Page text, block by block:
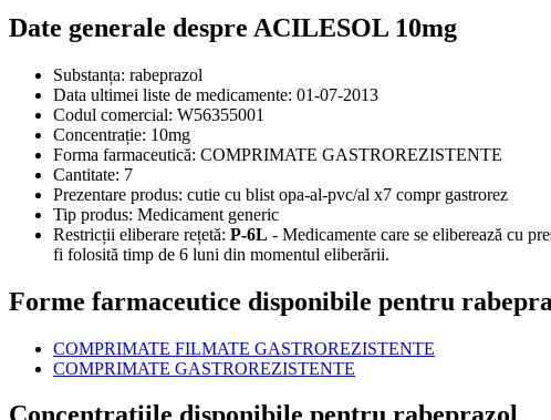
Date generale despre ACILESOL 10mg
Substanța: rabeprazol
Data ultimei liste de medicamente: 01-07-2013
Codul comercial: W56355001
Concentrație: 10mg
Forma farmaceutică: COMPRIMATE GASTROREZISTENTE
Cantitate: 7
Prezentare produs: cutie cu blist opa-al-pvc/al x7 compr gastrorez
Tip produs: Medicament generic
Restricții eliberare rețetă: P-6L - Medicamente care se eliberează cu
fi folosită timp de 6 luni din momentul eliberării.
Forme farmaceutice disponibile pentru
COMPRIMATE FILMATE GASTROREZISTENTE
COMPRIMATE GASTROREZISTENTE